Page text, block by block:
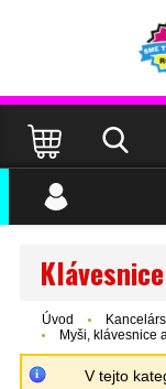
Klávesnice
Úvod
Myši, klávesnice
V tejto